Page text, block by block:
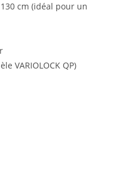
cm (idéal pour un
VARIOLOCK QP)